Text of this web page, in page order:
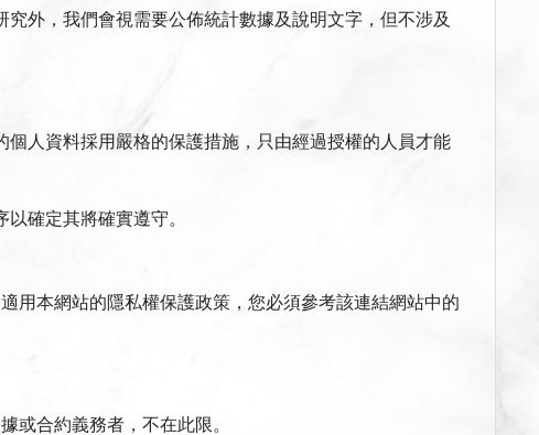
外，我們會視需要公佈統計數據及說明文字，但不涉及
人資料採用嚴格的保護措施，只由經過授權的人員才能
確定其將確實遵守。
用本網站的隱私權保護政策，您必須參考該連結網站中的
或合約義務者，不在此限。